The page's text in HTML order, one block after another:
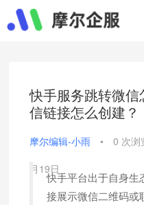
快手服务跳转微
信链接怎么创建？
摩尔编辑-小雨 • 0 次浏
月19日
快手平台出于自身生
接展示微信二维码或